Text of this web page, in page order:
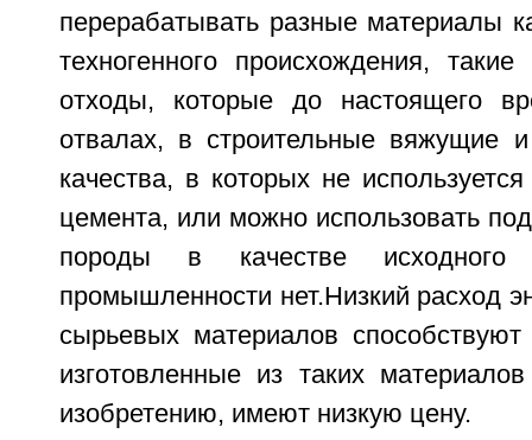
перерабатывать разные материалы
техногенного происхождения,
отходы, которые до настоящего
отвалах, в строительные вяжущие
качества, в которых не
цемента, или можно использовать
породы в качестве
промышленности нет.Низкий расход
сырьевых материалов
изготовленные из таких
изобретению, имеют низкую цену.